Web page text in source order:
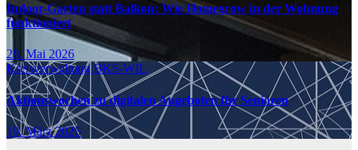
Indoor-Garten statt Balkon: Wie Homegrow in der Wohnung
funktioniert
28. Mai 2026
Kreisverwaltung BKS-WIL
Aktionswochen zu digitalen Angeboten für Senioren
19. März 2026